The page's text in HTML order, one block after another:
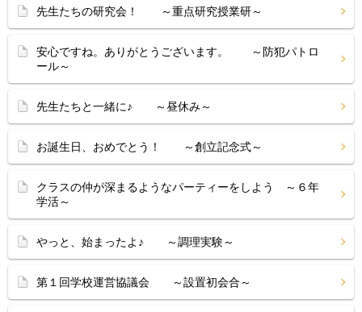
先生たちの研究会！ ～重点研究授業研～
安心ですね。ありがとうございます。 ～防犯パトロ
ール～
先生たちと一緒に♪ ～昼休み～
お誕生日、おめでとう！ ～創立記念式～
クラスの仲が深まるようなパーティーをしよう ～６年
学活～
やっと、始まったよ♪ ～調理実験～
第１回学校運営協議会 ～設置初会合～